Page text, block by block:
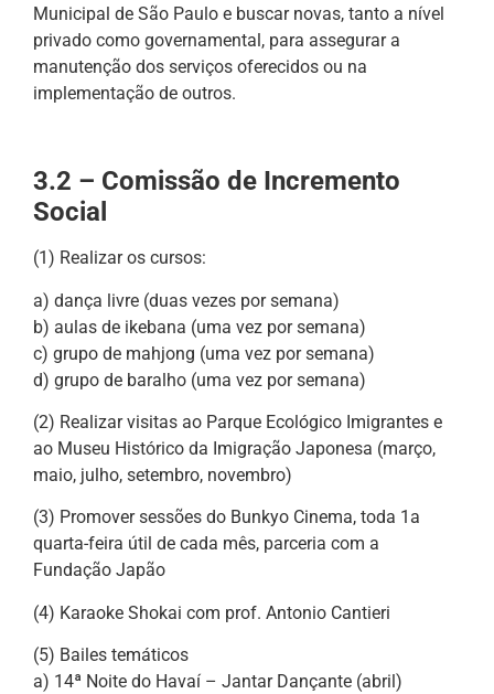
Municipal de São Paulo e buscar novas, tanto a nível
privado como governamental, para assegurar a
manutenção dos serviços oferecidos ou na
implementação de outros.
3.2 – Comissão de Incremento
Social
(1) Realizar os cursos:
a) dança livre (duas vezes por semana)
b) aulas de ikebana (uma vez por semana)
c) grupo de mahjong (uma vez por semana)
d) grupo de baralho (uma vez por semana)
(2) Realizar visitas ao Parque Ecológico Imigrantes e
ao Museu Histórico da Imigração Japonesa (março,
maio, julho, setembro, novembro)
(3) Promover sessões do Bunkyo Cinema, toda 1a
quarta-feira útil de cada mês, parceria com a
Fundação Japão
(4) Karaoke Shokai com prof. Antonio Cantieri
(5) Bailes temáticos
a) 14ª Noite do Havaí – Jantar Dançante (abril)